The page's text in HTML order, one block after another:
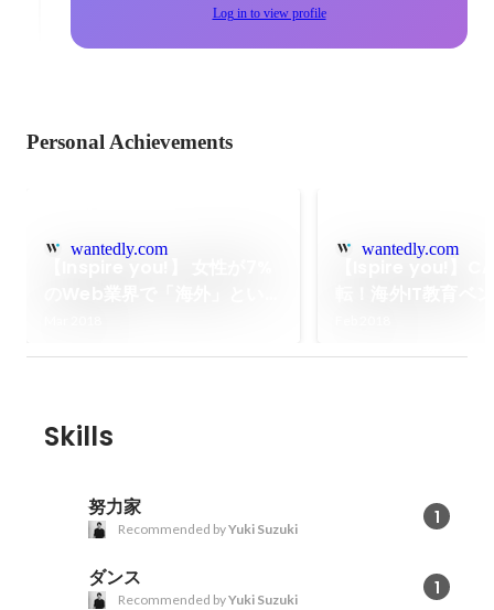
Log in to view profile
Personal Achievements
wantedly.com wantedly.com
Skills
努力家 1
Recommended byYuki Suzuki
ダンス 1
Recommended byYuki Suzuki